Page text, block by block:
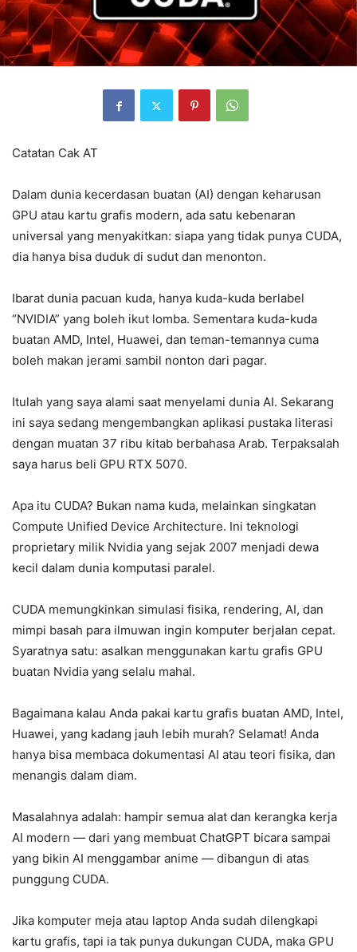
Catatan Cak AT
Dalam dunia kecerdasan buatan (AI) dengan keharusan
GPU atau kartu grafis modern, ada satu kebenaran
universal yang menyakitkan: siapa yang tidak punya CUDA,
dia hanya bisa duduk di sudut dan menonton.
Ibarat dunia pacuan kuda, hanya kuda-kuda berlabel
“NVIDIA” yang boleh ikut lomba. Sementara kuda-kuda
buatan AMD, Intel, Huawei, dan teman-temannya cuma
boleh makan jerami sambil nonton dari pagar.
Itulah yang saya alami saat menyelami dunia AI. Sekarang
ini saya sedang mengembangkan aplikasi pustaka literasi
dengan muatan 37 ribu kitab berbahasa Arab. Terpaksalah
saya harus beli GPU RTX 5070.
Apa itu CUDA? Bukan nama kuda, melainkan singkatan
Compute Unified Device Architecture. Ini teknologi
proprietary milik Nvidia yang sejak 2007 menjadi dewa
kecil dalam dunia komputasi paralel.
CUDA memungkinkan simulasi fisika, rendering, AI, dan
mimpi basah para ilmuwan ingin komputer berjalan cepat.
Syaratnya satu: asalkan menggunakan kartu grafis GPU
buatan Nvidia yang selalu mahal.
Bagaimana kalau Anda pakai kartu grafis buatan AMD, Intel,
Huawei, yang kadang jauh lebih murah? Selamat! Anda
hanya bisa membaca dokumentasi AI atau teori fisika, dan
menangis dalam diam.
Masalahnya adalah: hampir semua alat dan kerangka kerja
AI modern — dari yang membuat ChatGPT bicara sampai
yang bikin AI menggambar anime — dibangun di atas
punggung CUDA.
Jika komputer meja atau laptop Anda sudah dilengkapi
kartu grafis, tapi ia tak punya dukungan CUDA, maka GPU